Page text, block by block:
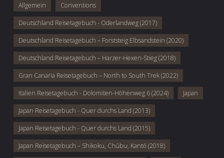
Allgemein Conventions
Deutschland Reisetagebuch - Oderlandweg (2017)
Deutschland Reisetagebuch – Forststeig Elbsandstein (2020)
Deutschland Reisetagebuch – Harzer-Hexen-Stieg (2018)
Gran Canaria Reisetagebuch – North to South Trek (2022)
Italien Reisetagebuch - Dolomiten-Höhenweg 6 (2024) Japan
Japan Reisetagebuch - Quer durchs Land (2013)
Japan Reisetagebuch - Quer durchs Land (2015)
Japan Reisetagebuch – Shikoku, Chūbu, Kantō (2018)